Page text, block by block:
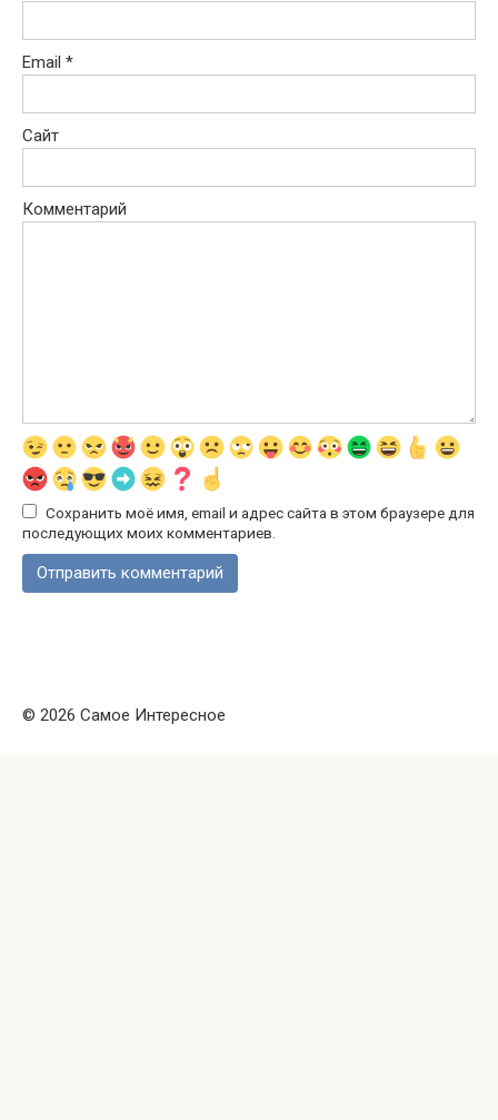
Email *
Сайт
Комментарий
Сохранить моё имя, email и адрес сайта в этом браузере для
последующих моих комментариев.
© 2026 Самое Интересное